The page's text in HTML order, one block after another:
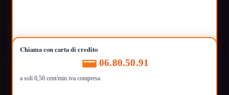
Chiama con carta di credito
06.80.50.91
a soli 0,50 cent/min iva compresa